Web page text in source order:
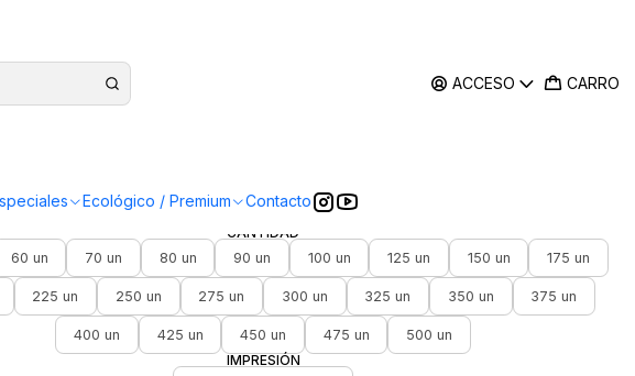
ACCESO CARRO
Ecológico / Premium Contacto
de algodón roja 170 gr 42x38 cm
CANTIDAD
60 un 70 un 80 un 90 un 100 un 125 un 150 un 175 un
225 un 250 un 275 un 300 un 325 un 350 un 375 un
400 un 425 un 450 un 475 un
500 un
IMPRESIÓN